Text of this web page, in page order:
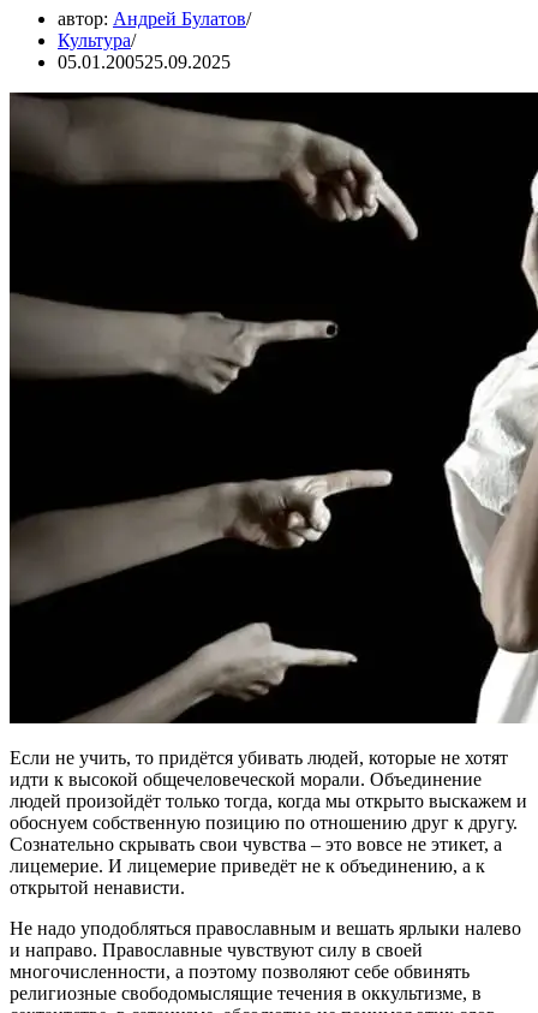
автор: Андрей Булатов
Культура
05.01.200525.09.2025
Если не учить, то придётся убивать людей, которые не хотят
идти к высокой общечеловеческой морали. Объединение
людей произойдёт только тогда, когда мы открыто выскажем и
обоснуем собственную позицию по отношению друг к другу.
Сознательно скрывать свои чувства – это вовсе не этикет, а
лицемерие. И лицемерие приведёт не к объединению, а к
открытой ненависти.
Не надо уподобляться православным и вешать ярлыки налево
и направо. Православные чувствуют силу в своей
многочисленности, а поэтому позволяют себе обвинять
религиозные свободомыслящие течения в оккультизме, в